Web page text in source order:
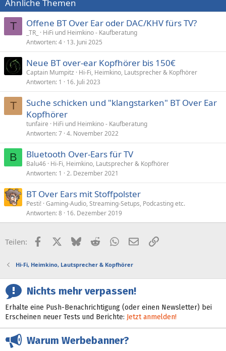
Ähnliche Themen
T Offene BT Over Ear oder DAC/KHV fürs TV?
_TR_
HiFi und Heimkino - Kaufberatung
Antworten 4 13. Juni 2025
Neue BT over-ear Kopfhörer bis 150€
Captain Mumpitz
Hi-Fi, Heimkino, Lautsprecher & Kopfhörer
Antworten 1 16. Juli 2023
T
Suche schicken und "klangstarken" BT Over Ear
Kopfhörer
tunfaire
HiFi und Heimkino - Kaufberatung
Antworten 7 4. November 2022
B Bluetooth Over-Ears für TV
Balu46 Hi-Fi, Heimkino, Lautsprecher & Kopfhörer
Antworten 1 2. Dezember 2021
BT Over Ears mit Stoffpolster
Pesti! Gaming-Audio, Streaming-Setups, Podcasting etc.
Antworten 8 16. Dezember 2019
Teilen: FacebookX (Twitter)
BlueskyRedditWhatsApp
E-MailLink
Hi-Fi, Heimkino, Lautsprecher & Kopfhörer
Nichts mehr verpassen!
Erhalte eine Push-Benachrichtigung (oder einen Newsletter) bei
Erscheinen neuer Tests und Berichte: Jetzt anmelden!
Warum Werbebanner?